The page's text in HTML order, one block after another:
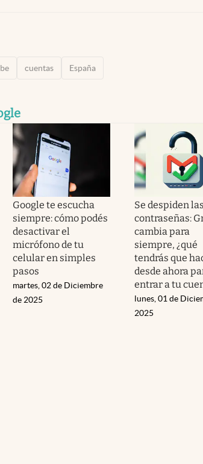
cuentas España
Google te escucha
siempre: cómo podés
desactivar el
micrófono de tu
celular en simples
pasos
martes, 02 de Diciembre
de 2025
Se despiden las
contraseñas:
cambia para
siempre, ¿qué
tendrás que
desde ahora
entrar a tu
lunes, 01 de
2025